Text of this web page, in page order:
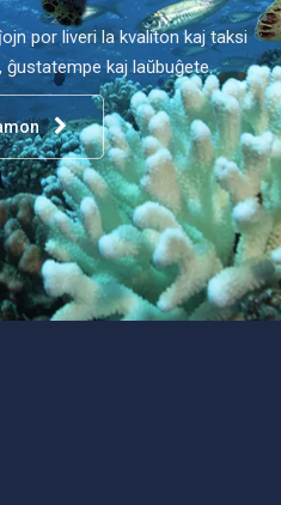
por liveri la kvaliton kaj taksi
ĝustatempe kaj laŭbuĝete.